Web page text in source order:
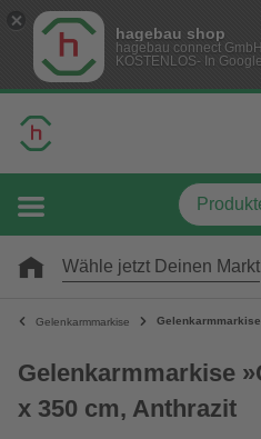
hagebau shop
hagebau connect
KOSTENLOS- In
Wähle jetzt Deinen Markt
Gelenkarmmarkise
Gelenkarmmarkise
x 350 cm, Anthrazit